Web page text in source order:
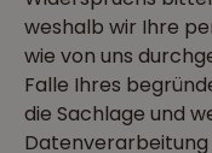
weshalb wir Ihre
wie von uns
Falle Ihres
die Sachlage und
Datenverarbeitung